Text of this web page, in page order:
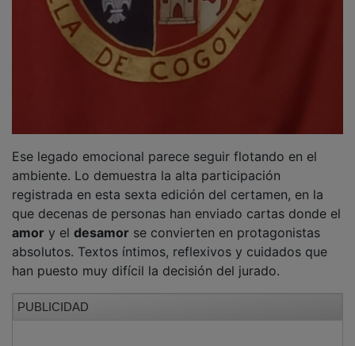
ambiente. Lo demuestra la alta participación
registrada en esta sexta edición del certamen, en la
que decenas de personas han enviado cartas donde el
amory eldesamor se convierten en protagonistas
absolutos. Textos íntimos, reflexivos y cuidados que
han puesto muy difícil la decisión del jurado.